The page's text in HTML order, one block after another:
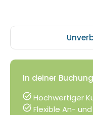
In deiner
Hochwertiger
Flexible An-